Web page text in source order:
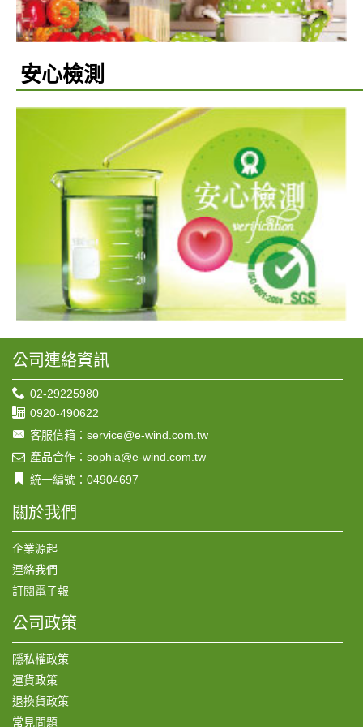
安心檢測
公司連絡資訊
02-29225980
0920-490622
客服信箱：service@e-wind.com.tw
產品合作：sophia@e-wind.com.tw
統一編號：04904697
關於我們
企業源起
連絡我們
訂閱電子報
公司政策
隱私權政策
運貨政策
退換貨政策
常見問題